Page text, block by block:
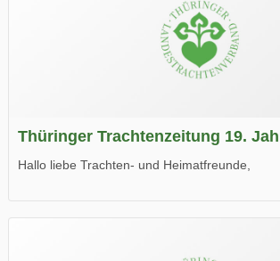
Thüringer Trachtenzeitung 19.
Hallo liebe Trachten- und Heimatfreunde,
Wir wünschen Euch viel Spaß beim Lesen.